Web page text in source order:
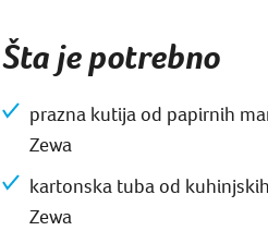
Šta je potrebno
prazna kutija od papirnih
Zewa
kartonska tuba od
Zewa